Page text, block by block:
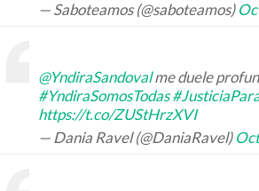
— Saboteamos (@saboteamos)
@YndiraSandovalme duele
#YndiraSomosTodas
https://t.co/ZUStHrzXVI
— Dania Ravel (@DaniaRavel)